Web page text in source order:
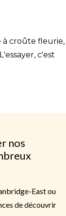
croûte fleurie,
c'est
nos
East ou
de découvrir